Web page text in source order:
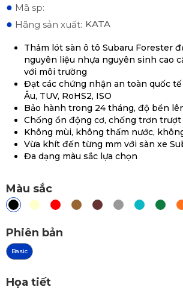
● Mã sp:
● Hãng sản xuất: KATA
Thảm lót sàn ô tô Subaru Forester
nguyên liệu nhựa nguyên sinh cao
với môi trường
Đạt các chứng nhận an toàn quốc tế
Âu, TUV, RoHS2, ISO
Bảo hành trong 24 tháng, độ bền
Chống ồn động cơ, chống trơn
Không mùi, không thấm nước,
Vừa khít đến từng mm với sàn xe
Đa dạng màu sắc lựa chọn
Màu sắc
Phiên bản
Basic
Họa tiết